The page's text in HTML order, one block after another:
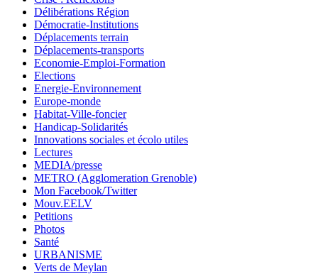
Délibérations Région
Démocratie-Institutions
Déplacements terrain
Déplacements-transports
Economie-Emploi-Formation
Elections
Energie-Environnement
Europe-monde
Habitat-Ville-foncier
Handicap-Solidarités
Innovations sociales et écolo utiles
Lectures
MEDIA/presse
METRO (Agglomeration Grenoble)
Mon Facebook/Twitter
Mouv.EELV
Petitions
Photos
Santé
URBANISME
Verts de Meylan